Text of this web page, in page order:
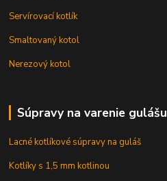
Servírovací kotlík
Smaltovaný kotol
Nerezový kotol
Súpravy na varenie gulášu
Lacné kotlíkové súpravy na guláš
Kotlíky s 1,5 mm kotlinou